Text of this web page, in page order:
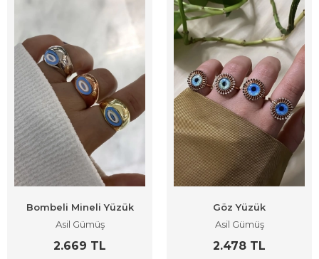
Bombeli Mineli Yüzük
Asil Gümüş
2.669 TL
Göz Yüzük
Asil Gümüş
2.478 TL